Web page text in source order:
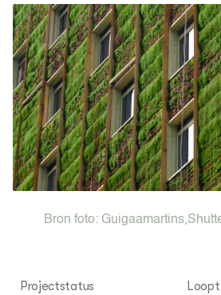
ACTUEEL
Nieuws
Agenda
Lectoraten
Contact
Bron foto: Guigaamartins,
Projectstatus